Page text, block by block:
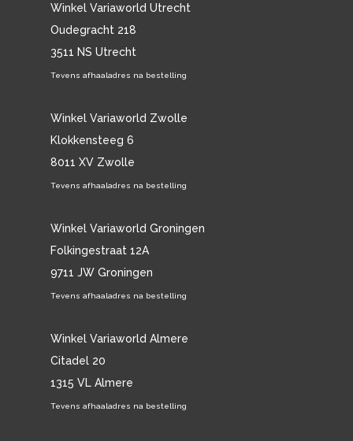
Winkel Variaworld Utrecht
Oudegracht 218
3511 NS Utrecht
Tevens afhaaladres na bestelling
Winkel Variaworld Zwolle
Klokkensteeg 6
8011 XV Zwolle
Tevens afhaaladres na bestelling
Winkel Variaworld Groningen
Folkingestraat 12A
9711 JW Groningen
Tevens afhaaladres na bestelling
Winkel Variaworld Almere
Citadel 20
1315 VL Almere
Tevens afhaaladres na bestelling